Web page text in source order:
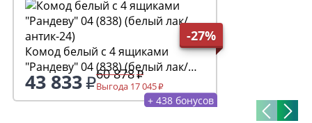
-27%
Комод белый с 4 ящиками
"Рандеву" 04 (838) (белый лак/
антик-24)
43 833 60 878
Выгода 17 045
+ 438 бонусов